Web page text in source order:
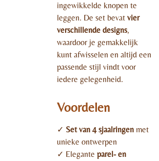
ingewikkelde knopen te
leggen. De set bevat vier
verschillende designs,
waardoor je gemakkelijk
kunt afwisselen en altijd een
passende stijl vindt voor
iedere gelegenheid.
Voordelen
✓ Set van 4 sjaalringen met
unieke ontwerpen
✓ Elegante parel- en